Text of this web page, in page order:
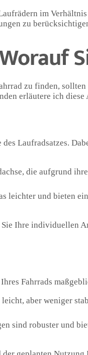
im
zu
zu finden,
erläutere ich diese
Laufradsatzes.
die aufgrund
leichter und bieten
Ihre individuellen
Fahrrads
aber weniger
sind robuster und